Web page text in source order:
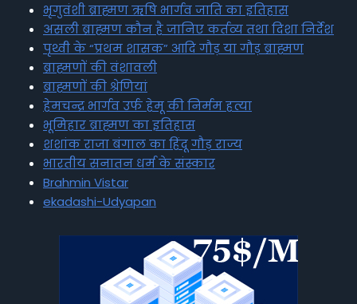
भृगुवंशी ब्राह्मण ऋषि भार्गव जाति का इतिहास
असली ब्राह्मण कौन है जानिए कर्तव्य तथा दिशा निर्देश
पृथ्वी के “प्रथम शासक” आदि गौड़ या गौड़ ब्राह्मण
ब्राह्मणों की वंशावली
ब्राह्मणों की श्रेणियां
हेमचन्द्र भार्गव उर्फ हेमू की निर्मम हत्या
भूमिहार ब्राह्मण का इतिहास
शशांक राजा बंगाल का हिंदू गौड़ राज्य
भारतीय सनातन धर्म के संस्कार
Brahmin Vistar
ekadashi-Udyapan